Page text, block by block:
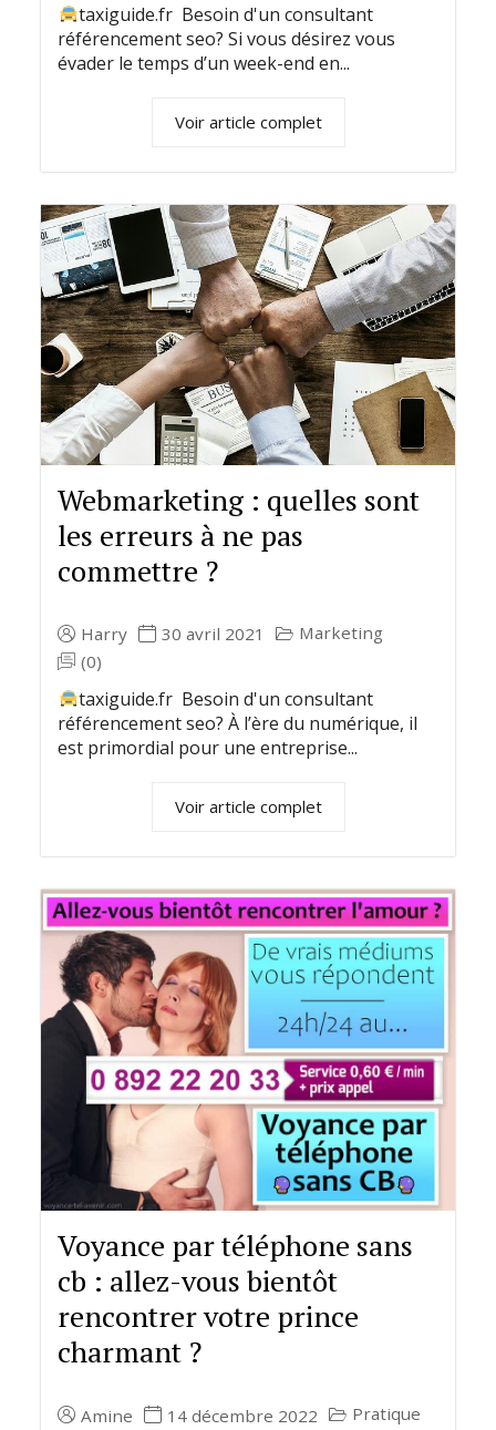
taxiguide.fr Besoin d'un consultant
référencement seo? Si vous désirez vous
évader le temps d’un week-end en...
Voir article complet
Webmarketing : quelles sont
les erreurs à ne pas
commettre ?
Harry 30 avril 2021
Marketing
(0)
taxiguide.fr Besoin d'un consultant
référencement seo? À l’ère du numérique, il
est primordial pour une entreprise...
Voir article complet
Voyance par téléphone sans
cb : allez-vous bientôt
rencontrer votre prince
charmant ?
Amine 14 décembre 2022
Pratique